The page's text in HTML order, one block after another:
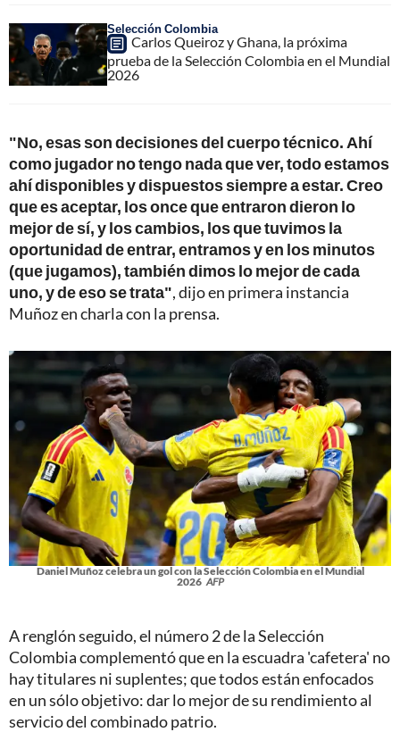
Selección Colombia
Carlos Queiroz y Ghana, la próxima
prueba de la Selección Colombia en el Mundial
2026
"No, esas son decisiones del cuerpo técnico. Ahí
como jugador no tengo nada que ver, todo estamos
ahí disponibles y dispuestos siempre a estar. Creo
que es aceptar, los once que entraron dieron lo
mejor de sí, y los cambios, los que tuvimos la
oportunidad de entrar, entramos y en los minutos
(que jugamos), también dimos lo mejor de cada
uno, y de eso se trata", dijo en primera instancia
Muñoz en charla con la prensa.
Daniel Muñoz celebra un gol con la Selección Colombia en el Mundial
2026 AFP
A renglón seguido, el número 2 de la Selección
Colombia complementó que en la escuadra 'cafetera' no
hay titulares ni suplentes; que todos están enfocados
en un sólo objetivo: dar lo mejor de su rendimiento al
servicio del combinado patrio.